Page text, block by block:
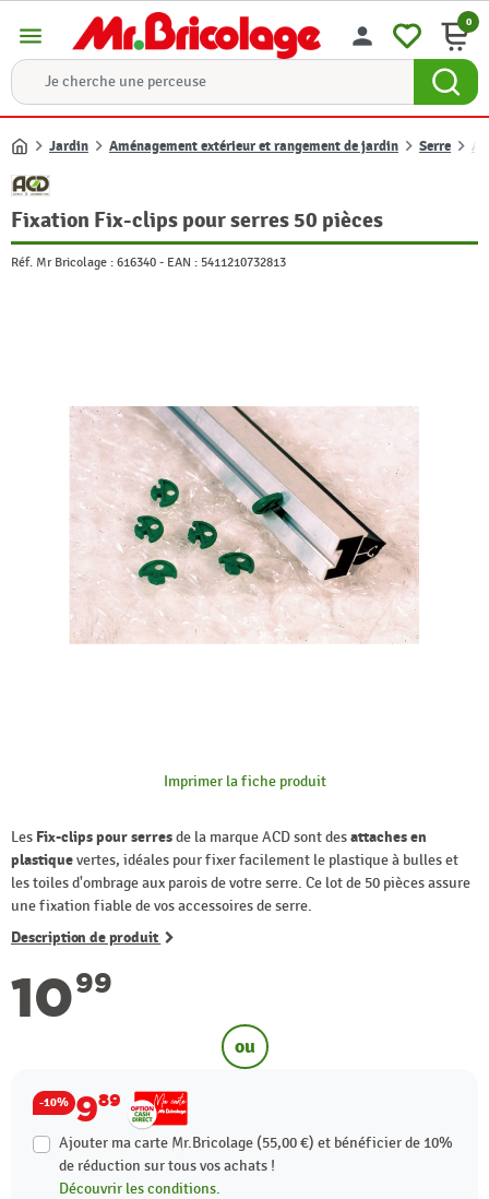
menu person 0
Accueil
Jardin Aménagement extérieur et rangement de jardin Serre
Fixation Fix-clips pour serres 50 pièces
Réf. Mr Bricolage : 616340 - EAN : 5411210732813
Imprimer la fiche produit
Les Fix-clips pour serresde la marque ACD sont desattaches en
plastiquevertes, idéales pour fixer facilement le plastique à bulles et
les toiles d'ombrage aux parois de votre serre. Ce lot de 50 pièces assure
une fixation fiable de vos accessoires de serre.
Description de produit
1099
ou
-10% 989
Ajouter ma carte Mr.Bricolage (55,00 €) et bénéficier de 10%
de réduction sur tous vos achats !
Découvrir les conditions.